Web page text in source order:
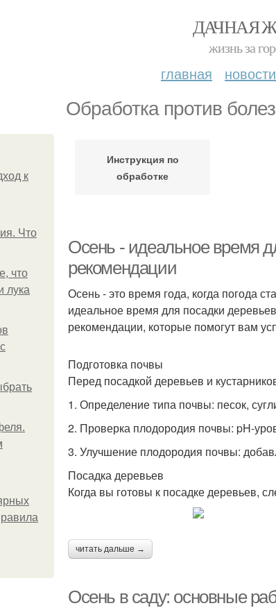
ДАЧНАЯ
жизнь за
главная новости
Обработка против
к
Что
что
лука
Инструкция по
обработке
Осень - идеальное время
рекомендации
Осень - это время года, когда погода
идеальное время для посадки
рекомендации, которые помогут вам
Подготовка почвы
Перед посадкой деревьев и
1. Определение типа почвы: песок,
2. Проверка плодородия почвы: pH-
3. Улучшение плодородия почвы:
Посадка деревьев
Когда вы готовы к посадке деревьев,
читать дальше →
Осень в саду: основные